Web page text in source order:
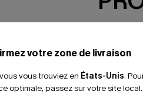
NEW
votre zone de livraison
vous trouviez en États-Unis.
optimale, passez sur votre site local.
-
*Un